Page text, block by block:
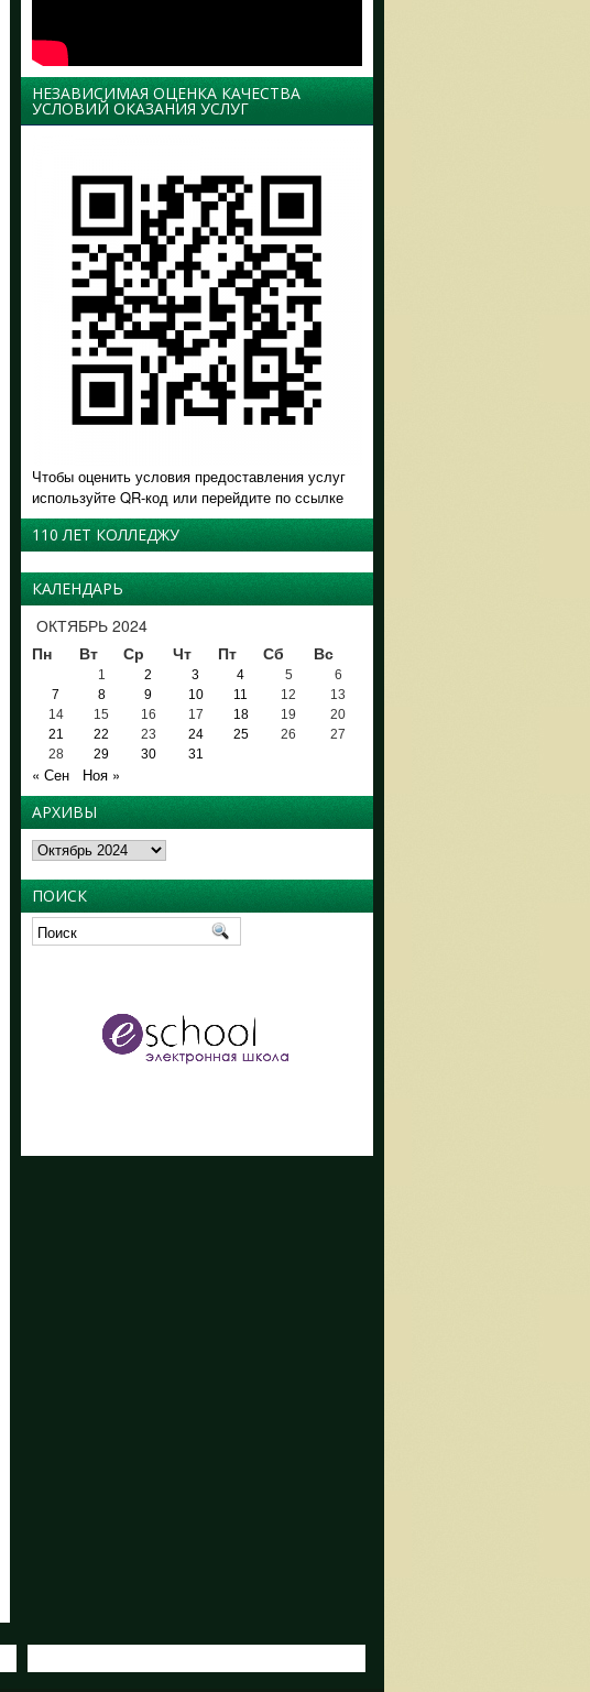
НЕЗАВИСИМАЯ ОЦЕНКА КАЧЕСТВА
УСЛОВИЙ ОКАЗАНИЯ УСЛУГ
Чтобы оценить условия предоставления услуг
используйте QR-код или перейдите по ссылке
110 ЛЕТ КОЛЛЕДЖУ
КАЛЕНДАРЬ
ОКТЯБРЬ 2024
Пн
Вт Ср Чт Пт Сб Вс
1 2 3 4 5
6
7
8 9 10 11 12
13
14
15 16 17 18 19
20
21
22 23 24 25 26
27
28
29 30 31
« Сен
Ноя »
АРХИВЫ
Архивы
ПОИСК